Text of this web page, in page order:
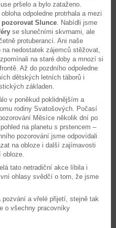
pršelo a bylo zataženo.
odpoledne protrhala a mezi
Slunce. Nabídli jsme
se slunečními skvrnami, ale
protuberancí. Ani naše
nedostatek zájemců stěžovat,
na staré doby a mnozí si
Až do pozdního odpoledne
dětských letních táborů i
základen.
v poněkud poklidnějším a
rodiny Svatošových. Počasí
Měsíce několik dní po
na planetu s prstencem –
pozorování jsme odpovídali
na obloze i další zajímavosti
obloze.
tato netradiční akce líbila i
ohlasy svědčí o tom, že jsme
pozvání a vřelé přijetí, stejně tak
o všechny pracovníky